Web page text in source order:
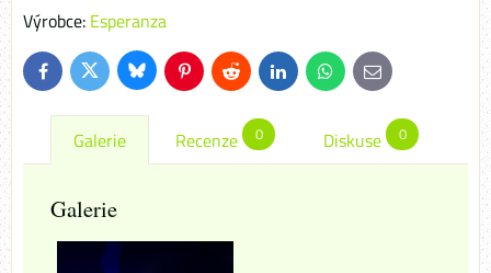
Výrobce: Esperanza
FacebookTwitterBlueskyPinterestReddit LinkedInWhatsApp
E-
mail
Galerie Recenze 0 Diskuse 0
Galerie